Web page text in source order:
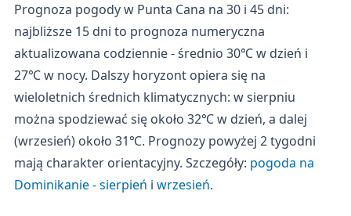
Prognoza pogody w Punta Cana na 30 i 45 dni:
najbliższe 15 dni to prognoza numeryczna
aktualizowana codziennie - średnio 30℃ w dzień i
27℃ w nocy. Dalszy horyzont opiera się na
wieloletnich średnich klimatycznych: w sierpniu
można spodziewać się około 32℃ w dzień, a dalej
(wrzesień) około 31℃. Prognozy powyżej 2 tygodni
mają charakter orientacyjny. Szczegóły: pogoda na
Dominikanie - sierpień i wrzesień.